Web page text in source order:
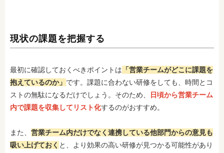
現状の課題を把握する
最初に確認しておくべきポイントは 「営業チームがどこに課題を
抱えているのか」 です。課題に合わない研修をしても、時間とコ
ストの無駄になるだけでしょう。そのため、
日頃から営業チーム
内で課題を収集してリスト化するのがおすすめ。
また、 営業チーム内だけでなく連携している他部門からの意見も
吸い上げておく と、より効果の高い研修が見つかる可能性があり